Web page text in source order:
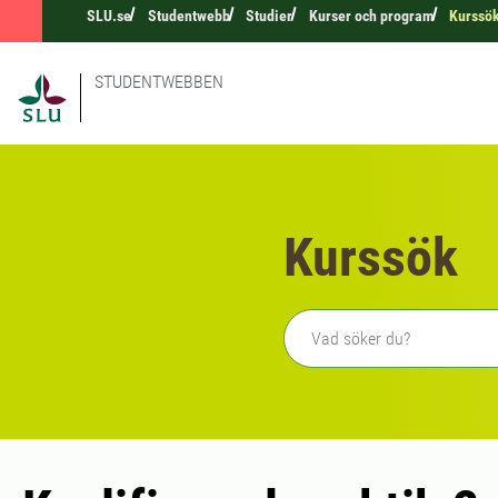
SLU.se Studentwebb Studier Kurser och program
STUDENTWEBBEN
Kurssök
Fritext sökning